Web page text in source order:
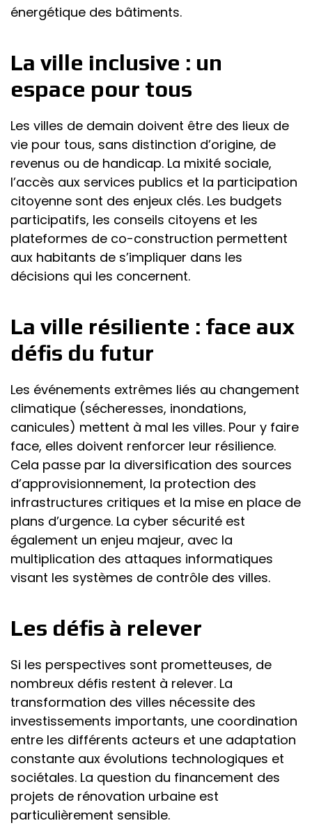
énergétique des bâtiments.
La ville inclusive : un
espace pour tous
Les villes de demain doivent être des lieux de
vie pour tous, sans distinction d’origine, de
revenus ou de handicap. La mixité sociale,
l’accès aux services publics et la participation
citoyenne sont des enjeux clés. Les budgets
participatifs, les conseils citoyens et les
plateformes de co-construction permettent
aux habitants de s’impliquer dans les
décisions qui les concernent.
La ville résiliente : face aux
défis du futur
Les événements extrêmes liés au changement
climatique (sécheresses, inondations,
canicules) mettent à mal les villes. Pour y faire
face, elles doivent renforcer leur résilience.
Cela passe par la diversification des sources
d’approvisionnement, la protection des
infrastructures critiques et la mise en place de
plans d’urgence. La cyber sécurité est
également un enjeu majeur, avec la
multiplication des attaques informatiques
visant les systèmes de contrôle des villes.
Les défis à relever
Si les perspectives sont prometteuses, de
nombreux défis restent à relever. La
transformation des villes nécessite des
investissements importants, une coordination
entre les différents acteurs et une adaptation
constante aux évolutions technologiques et
sociétales. La question du financement des
projets de rénovation urbaine est
particulièrement sensible.